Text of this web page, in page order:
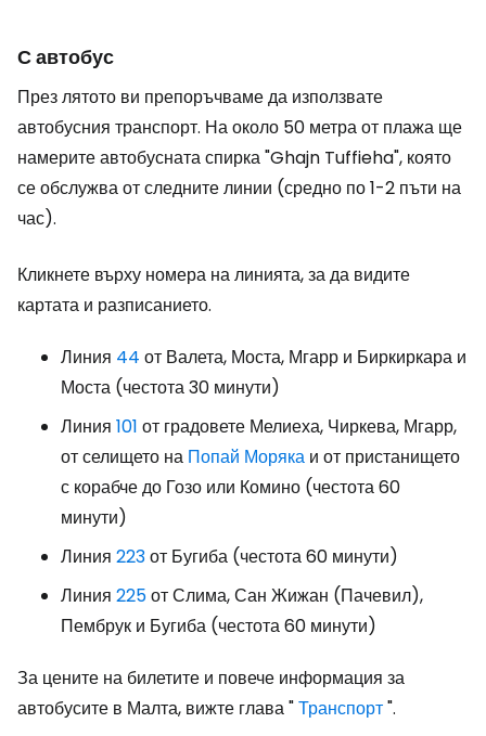
С автобус
През лятото ви препоръчваме да използвате
автобусния транспорт. На около 50 метра от плажа ще
намерите автобусната спирка "Ghajn Tuffieha", която
се обслужва от следните линии (средно по 1-2 пъти на
час).
Кликнете върху номера на линията, за да видите
картата и разписанието.
Линия 44 от Валета, Моста, Мгарр и Биркиркара и
Моста (честота 30 минути)
Линия 101 от градовете Мелиеха, Чиркева, Мгарр,
от селището на Попай Моряка и от пристанището
с корабче до Гозо или Комино (честота 60
минути)
Линия 223от Бугиба (честота 60 минути)
Линия 225от Слима, Сан Жижан (Пачевил),
Пембрук и Бугиба (честота 60 минути)
За цените на билетите и повече информация за
автобусите в Малта, вижте глава "Транспорт".